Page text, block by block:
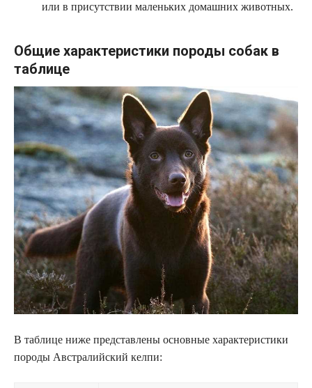
или в присутствии маленьких домашних животных.
Общие характеристики породы собак в
таблице
В таблице ниже представлены основные характеристики
породы Австралийский келпи: